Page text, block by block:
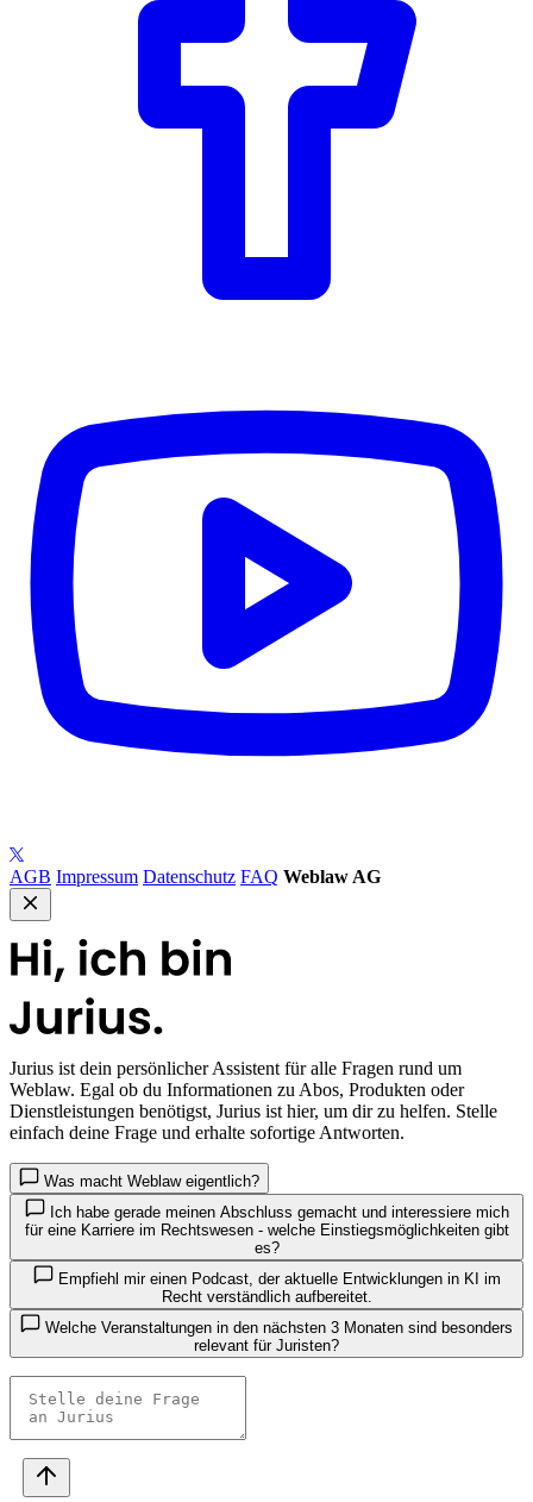
AGB Impressum Datenschutz FAQ Weblaw AG
Jurius ist dein persönlicher Assistent für alle Fragen rund um
Weblaw. Egal ob du Informationen zu Abos, Produkten oder
Dienstleistungen benötigst, Jurius ist hier, um dir zu helfen. Stelle
einfach deine Frage und erhalte sofortige Antworten.
Was macht Weblaw eigentlich?
Ich habe gerade meinen Abschluss gemacht und interessiere mich
für eine Karriere im Rechtswesen - welche Einstiegsmöglichkeiten gibt
es?
Empfiehl mir einen Podcast, der aktuelle Entwicklungen in KI im
Recht verständlich aufbereitet.
relevant für Juristen?